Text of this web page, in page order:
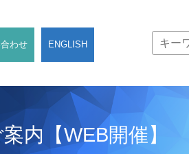
わせ ENGLISH
内【WEB開催】